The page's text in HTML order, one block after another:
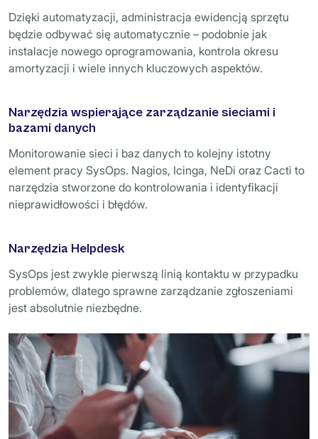
Dzięki automatyzacji, administracja ewidencją sprzętu
będzie odbywać się automatycznie – podobnie jak
instalacje nowego oprogramowania, kontrola okresu
amortyzacji i wiele innych kluczowych aspektów.
Narzędzia wspierające zarządzanie sieciami i
bazami danych
Monitorowanie sieci i baz danych to kolejny istotny
element pracy SysOps. Nagios, Icinga, NeDi oraz Cacti to
narzędzia stworzone do kontrolowania i identyfikacji
nieprawidłowości i błędów.
Narzędzia Helpdesk
SysOps jest zwykle pierwszą linią kontaktu w przypadku
problemów, dlatego sprawne zarządzanie zgłoszeniami
jest absolutnie niezbędne.